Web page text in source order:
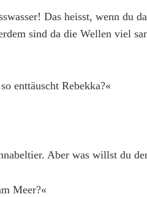
Das heisst, wenn du
sind da die Wellen viel
enttäuscht Rebekka?«
Aber was willst du
Meer?«